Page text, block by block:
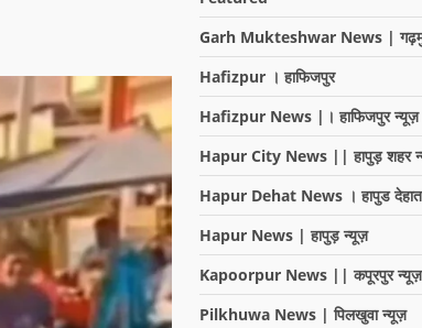
Garh Mukteshwar News |
Hafizpur । हाफिजपुर
Hafizpur News |। हाफिजपुर न्यूज़
Hapur City News || हापुड़ शहर
Hapur Dehat News । हापुड
Hapur News | हापुड़ न्यूज़
Kapoorpur News || कपूरपुर न्यूज़
Pilkhuwa News | पिलखुवा न्यूज़